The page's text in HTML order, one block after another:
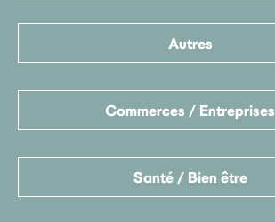
Je participe
Autres
Commerces / Entreprises
Santé / Bien être